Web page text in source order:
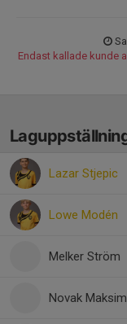
Endast kallade kunde
Lazar Stjepic
Lowe Modén
Melker Ström
Novak